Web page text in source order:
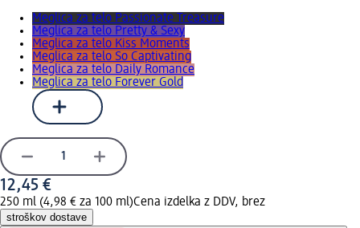
Meglica za telo Passionate Treasure
Meglica za telo Pretty & Sexy
Meglica za telo Kiss Moments
Meglica za telo So Captivating
Meglica za telo Daily Romance
Meglica za telo Forever Gold
12,45 €
250 ml (4,98 € za 100 ml)Cena izdelka z DDV, brez
stroškov dostave